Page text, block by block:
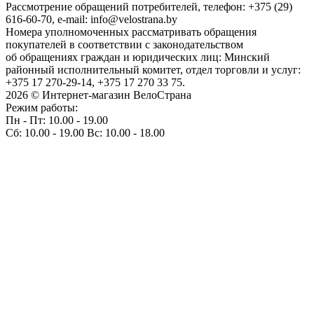
Рассмотрение обращений потребителей, телефон: +375 (29)
616-60-70, e-mail: info@velostrana.by
Номера уполномоченных рассматривать обращения
покупателей в соответствии с законодательством
об обращениях граждан и юридических лиц: Минский
районный исполнительный комитет, отдел торговли и услуг:
+375 17 270-29-14, +375 17 270 33 75.
2026 © Интернет-магазин ВелоСтрана
Режим работы:
Пн - Пт: 10.00 - 19.00
Сб: 10.00 - 19.00 Вс: 10.00 - 18.00